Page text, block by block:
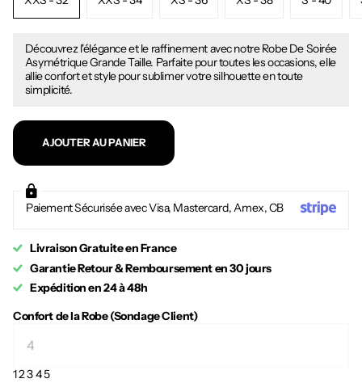
Découvrez l'élégance et le raffinement avec notre Robe De Soirée
Asymétrique Grande Taille. Parfaite pour toutes les occasions, elle
allie confort et style pour sublimer votre silhouette en toute
simplicité.
AJOUTER AU PANIER
Paiement Sécurisée avec Visa, Mastercard, Amex, CB
Livraison Gratuite en France
Garantie Retour & Remboursement en 30 jours
Expédition en 24 à 48h
Confort de la Robe (Sondage Client)
12345